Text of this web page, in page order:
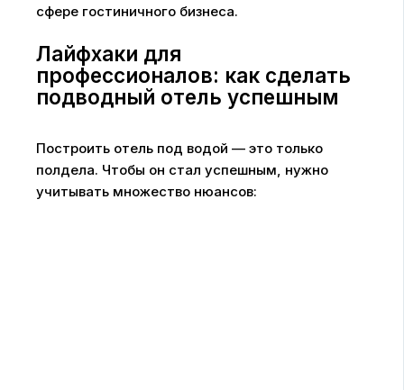
сфере гостиничного бизнеса.
Лайфхаки для
профессионалов: как сделать
подводный отель успешным
Построить отель под водой — это только
полдела. Чтобы он стал успешным, нужно
учитывать множество нюансов: